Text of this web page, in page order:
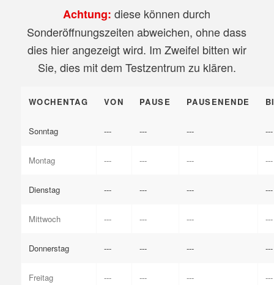
Achtung: diese können durch
Sonderöffnungszeiten abweichen, ohne dass
dies hier angezeigt wird. Im Zweifel bitten wir
Sie, dies mit dem Testzentrum zu klären.
WOCHENTAG VON PAUSE PAUSENENDE
Sonntag --- --- --- ---
Montag --- --- --- ---
Dienstag --- --- --- ---
Mittwoch --- --- --- ---
Donnerstag --- --- --- ---
Freitag --- --- --- ---